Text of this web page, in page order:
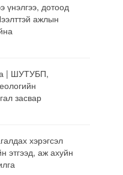
үнэлгээ, дотоод
ажлын
| ШУТУБП,
засвар
хэрэгсэл
этгээд, аж ахуйн